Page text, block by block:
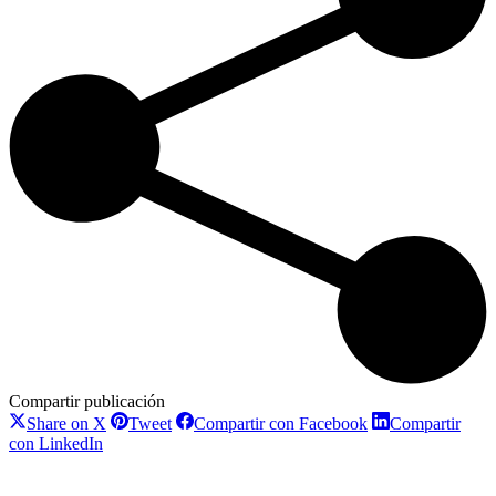
Compartir publicación
Share on X Compartir
TweetCompartir
Compartir con FacebookCompartir
Compartir
con LinkedIn